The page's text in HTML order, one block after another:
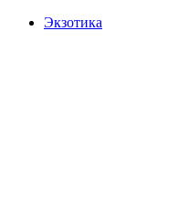
Экзотика